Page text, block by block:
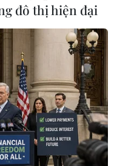
(Vietnam+)
đô thị hiện đại